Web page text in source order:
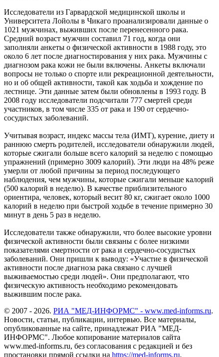
Исследователи из Гарвардской медицинской школы и
Университета Лойолы в Чикаго проанализировали данные о
1021 мужчинах, выживших после перенесенного рака.
Средний возраст мужчин составил 71 год, когда они
заполняли анкеты о физической активности в 1988 году, это
около 6 лет после диагностирования у них рака. Мужчины с
диагнозом рака кожи не были включены. Анкеты включали
вопросы не только о спорте или рекреационной деятельности,
но и об общей активности, такой как ходьба и хождение по
лестнице. Эти данные затем были обновлены ​​в 1993 году. В
2008 году исследователи подсчитали 777 смертей среди
участников, в том числе 335 от рака и 190 от сердечно-
сосудистых заболеваний.
Учитывая возраст, индекс массы тела (ИМТ), курение, диету и
раннюю смерть родителей, исследователи обнаружили людей,
которые сжигали больше всего калорий за неделю с помощью
упражнений (примерно 3009 калорий). Эти люди на 48% реже
умерли от любой причины за период последующего
наблюдения, чем мужчины, которые сжигали меньше калорий
(500 калорий в неделю). В качестве приблизительного
ориентира, человек, который весит 80 кг, сжигает около 1000
калорий в неделю при быстрой ходьбе в течение примерно 30
минут в день 5 раз в неделю.
Исследователи также обнаружили, что более высокие уровни
физической активности были связаны с более низкими
показателями смертности от рака и сердечно-сосудистых
заболеваний. Они пришли к выводу: «Участие в физической
активности после диагноза рака связано с лучшей
выживаемостью среди людей». Они предполагают, что
физическую активность необходимо рекомендовать
выжившим после рака.
© 2007 - 2026. РИА "МЕД-ИНФОРМС" - www.med-informs.ru.
Новости, статьи, публикации, интервью. Все материалы,
опубликованные на сайте, принадлежат РИА "МЕД-
ИНФОРМС". Любое копирование материалов сайта
www.med-informs.ru, без согласования с редакцией и без
простановки прямой ссылки на https://med-informs.ru,